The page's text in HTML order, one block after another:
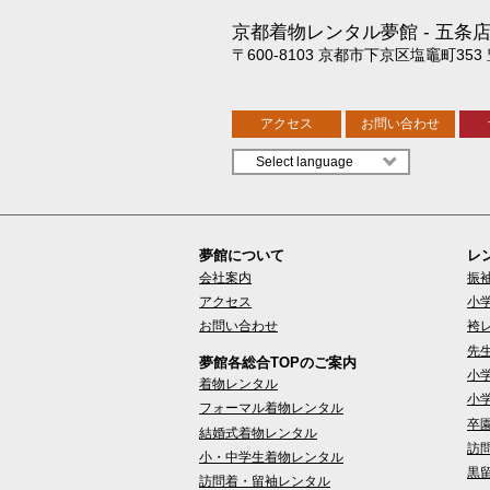
京都着物レンタル夢館 五条店
〒600-8103 京都市下京区塩竈町353
アクセス お問い合わせ
夢館について
会社案内
アクセス
お問い合わせ
夢館各総合TOPのご案内
着物レンタル
フォーマル着物レンタル
結婚式着物レンタル
小・中学生着物レンタル
訪問着・留袖レンタル
レ
振
小
袴
先
小
小
卒
訪
黒